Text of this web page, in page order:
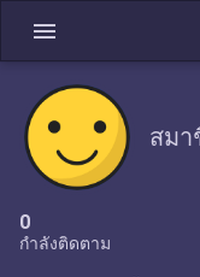
menu
สมา
0
กำลังติดตาม